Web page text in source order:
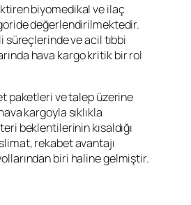
biyomedikal ve ilaç
değerlendirilmektedir.
süreçlerinde ve acil tıbbi
hava kargo kritik bir rol
paketleri ve talep üzerine
kargoyla sıklıkla
beklentilerinin kısaldığı
rekabet avantajı
biri haline gelmiştir.